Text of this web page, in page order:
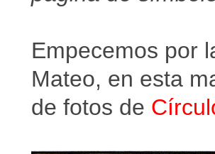
Empecemos por
Mateo, en esta
de fotos de